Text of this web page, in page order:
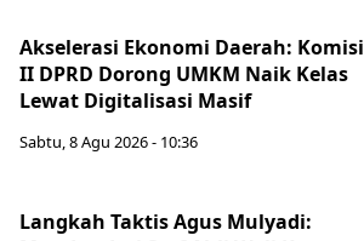
Akselerasi Ekonomi Daerah: Komisi
II DPRD Dorong UMKM Naik Kelas
Lewat Digitalisasi Masif
Sabtu, 8 Agu 2026 - 10:36
Langkah Taktis Agus Mulyadi: